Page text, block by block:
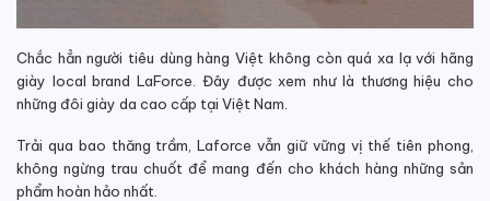
Chắc hẳn người tiêu dùng hàng Việt không còn quá xa lạ với hãng
giày local brand LaForce. Đây được xem như là thương hiệu cho
những đôi giày da cao cấp tại Việt Nam.
Trải qua bao thăng trầm, Laforce vẫn giữ vững vị thế tiên phong,
không ngừng trau chuốt để mang đến cho khách hàng những sản
phẩm hoàn hảo nhất.